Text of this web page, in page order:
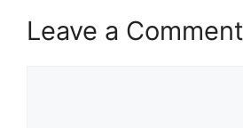
Leave a Comment